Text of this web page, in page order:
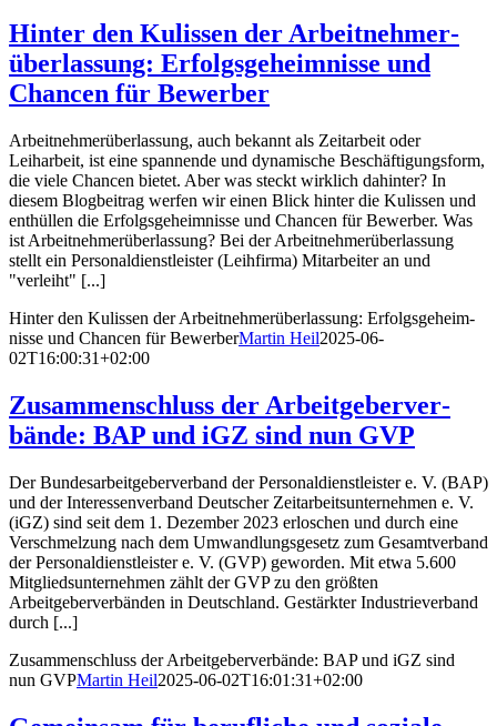
Hinter den Kulissen der Arbeit­neh­mer­
über­lassung: Erfolgs­ge­heim­nisse und
Chancen für Bewerber
Arbeitnehmerüberlassung, auch bekannt als Zeitarbeit oder
Leiharbeit, ist eine spannende und dynamische Beschäftigungsform,
die viele Chancen bietet. Aber was steckt wirklich dahinter? In
diesem Blogbeitrag werfen wir einen Blick hinter die Kulissen und
enthüllen die Erfolgsgeheimnisse und Chancen für Bewerber. Was
ist Arbeitnehmerüberlassung? Bei der Arbeitnehmerüberlassung
stellt ein Personaldienstleister (Leihfirma) Mitarbeiter an und
"verleiht" [...]
Hinter den Kulissen der Arbeit­neh­mer­über­lassung: Erfolgs­ge­heim­
nisse und Chancen für BewerberMartin Heil2025-06-
02T16:00:31+02:00
Zusam­men­schluss der Arbeit­ge­ber­ver­
bände: BAP und iGZ sind nun GVP
Der Bundesarbeitgeberverband der Personaldienstleister e. V. (BAP)
und der Interessenverband Deutscher Zeitarbeitsunternehmen e. V.
(iGZ) sind seit dem 1. Dezember 2023 erloschen und durch eine
Verschmelzung nach dem Umwandlungsgesetz zum Gesamtverband
der Personaldienstleister e. V. (GVP) geworden. Mit etwa 5.600
Mitgliedsunternehmen zählt der GVP zu den größten
Arbeitgeberverbänden in Deutschland. Gestärkter Industrieverband
durch [...]
Zusam­men­schluss der Arbeit­ge­ber­ver­bände: BAP und iGZ sind
nun GVPMartin Heil2025-06-02T16:01:31+02:00